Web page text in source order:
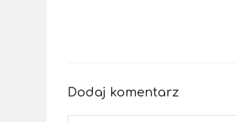
Dodaj komentarz